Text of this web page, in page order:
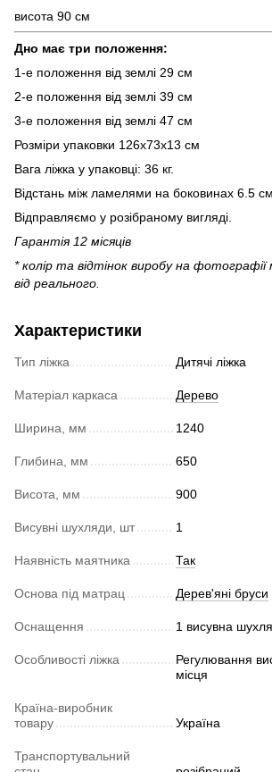
висота 90 см
Дно має три положення:
1-е положення від землі 29 см
2-е положення від землі 39 см
3-е положення від землі 47 см
Розміри упаковки 126х73х13 см
Вага ліжка у упаковці: 36 кг.
Відстань між ламелями на боковинах 6.5 см
Відправляємо у розібраному вигляді.
Гарантія 12 місяців
* колір та відтінок виробу на фотографії
від реального.
Характеристики
Тип ліжка Дитячі ліжка
Матеріал каркаса Дерево
Ширина, мм 1240
Глибина, мм 650
Висота, мм 900
Висувні шухляди, шт 1
Наявність маятника Так
Основа під матрац Дерев'яні бруси
Оснащення 1 висувна
Особливості ліжка
Регулювання
місця
Країна-виробник
товару
Україна
Транспортувальний